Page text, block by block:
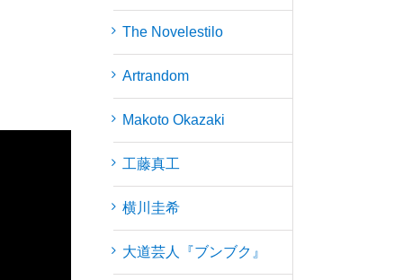
The Novelestilo
Artrandom
Makoto Okazaki
工藤真工
横川圭希
大道芸人『ブンブク』